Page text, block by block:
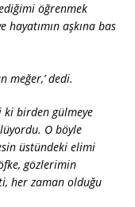
öğrenmek
aşkına bas
meğer,’ dedi.
birden gülmeye
O böyle
üstündeki elimi
gözlerimin
her zaman olduğu